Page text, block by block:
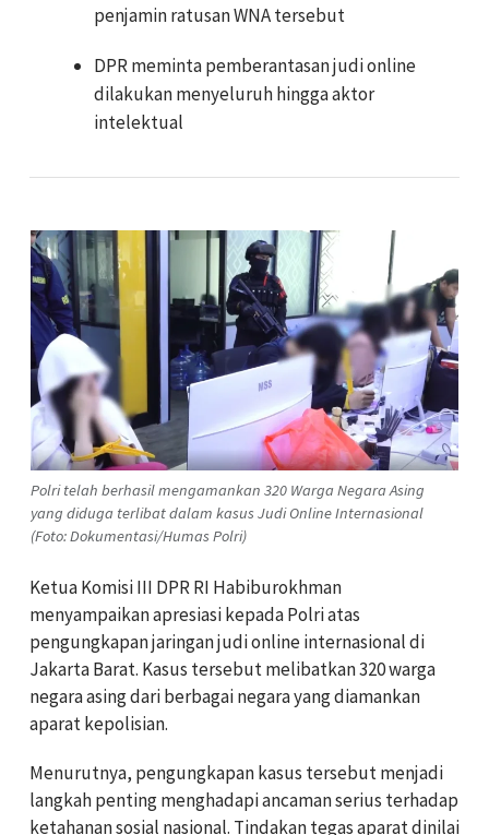
penjamin ratusan WNA tersebut
DPR meminta pemberantasan judi online
dilakukan menyeluruh hingga aktor
intelektual
Polri telah berhasil mengamankan 320 Warga Negara Asing
yang diduga terlibat dalam kasus Judi Online Internasional
(Foto: Dokumentasi/Humas Polri)
Ketua Komisi III DPR RI Habiburokhman
menyampaikan apresiasi kepada Polri atas
pengungkapan jaringan judi online internasional di
Jakarta Barat. Kasus tersebut melibatkan 320 warga
negara asing dari berbagai negara yang diamankan
aparat kepolisian.
Menurutnya, pengungkapan kasus tersebut menjadi
langkah penting menghadapi ancaman serius terhadap
ketahanan sosial nasional. Tindakan tegas aparat dinilai